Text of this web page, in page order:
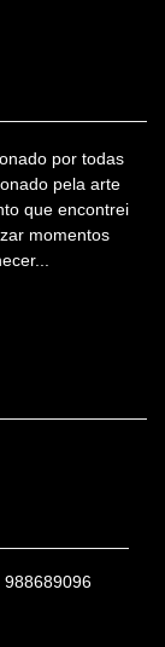
por todas
pela arte
que encontrei
momentos